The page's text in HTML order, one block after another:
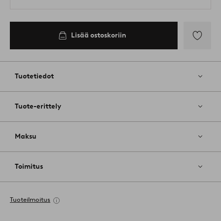
Lisää ostoskoriin
Tuotetiedot
Tuote-erittely
Maksu
Toimitus
Tuoteilmoitus